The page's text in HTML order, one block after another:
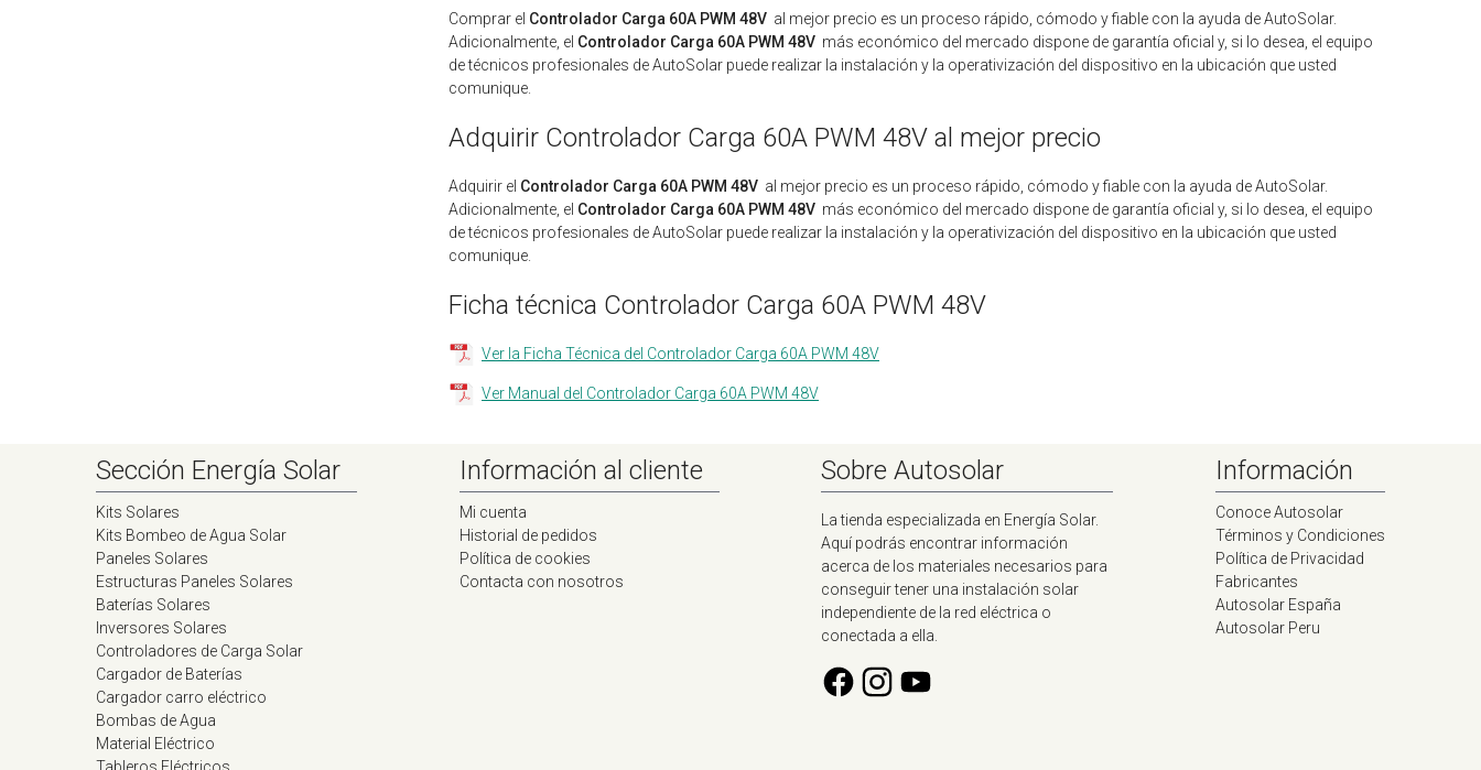
Comprar el Controlador Carga 60A PWM 48V al mejor precio es un proceso rápido, cómodo y fiable con la ayuda de AutoSolar.
Adicionalmente, el Controlador Carga 60A PWM 48V más económico del mercado dispone de garantía oficial y, si lo desea, el equipo
de técnicos profesionales de AutoSolar puede realizar la instalación y la operativización del dispositivo en la ubicación que usted
comunique.
Adquirir Controlador Carga 60A PWM 48V al mejor precio
Adquirir el Controlador Carga 60A PWM 48V al mejor precio es un proceso rápido, cómodo y fiable con la ayuda de AutoSolar.
Adicionalmente, el Controlador Carga 60A PWM 48V más económico del mercado dispone de garantía oficial y, si lo desea, el equipo
de técnicos profesionales de AutoSolar puede realizar la instalación y la operativización del dispositivo en la ubicación que usted
comunique.
Ficha técnica Controlador Carga 60A PWM 48V
Ver la Ficha Técnica del Controlador Carga 60A PWM 48V
Ver Manual del Controlador Carga 60A PWM 48V
Sección Energía Solar
Kits Solares
Kits Bombeo de Agua Solar
Paneles Solares
Estructuras Paneles Solares
Baterías Solares
Inversores Solares
Controladores de Carga Solar
Cargador de Baterías
Cargador carro eléctrico
Bombas de Agua
Material Eléctrico
Información al cliente
Mi cuenta
Historial de pedidos
Política de cookies
Contacta con nosotros
Sobre Autosolar
La tienda especializada en Energía Solar.
Aquí podrás encontrar información
acerca de los materiales necesarios para
conseguir tener una instalación solar
independiente de la red eléctrica o
conectada a ella.
Información
Conoce Autosolar
Términos y Condiciones
Política de Privacidad
Fabricantes
Autosolar España
Autosolar Peru